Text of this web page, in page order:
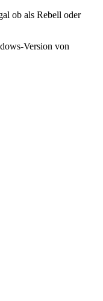
ob als Rebell oder
Version von